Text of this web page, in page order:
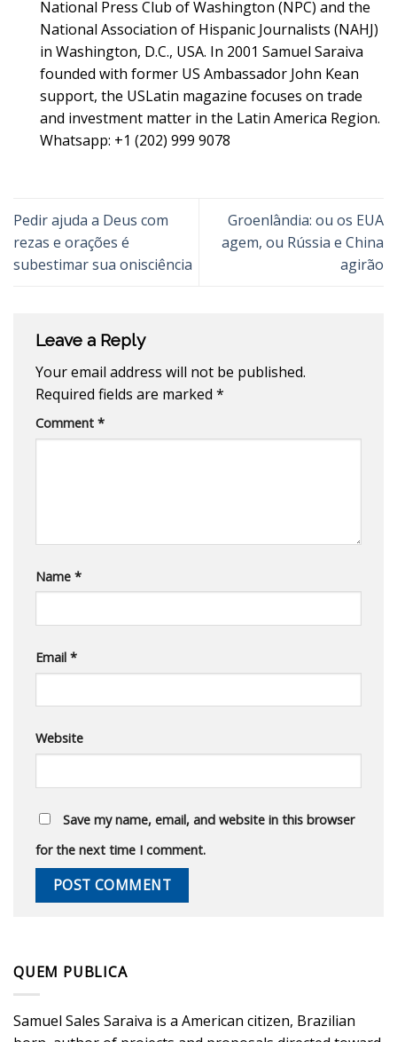
National Press Club of Washington (NPC) and the
National Association of Hispanic Journalists (NAHJ)
in Washington, D.C., USA. In 2001 Samuel Saraiva
founded with former US Ambassador John Kean
support, the USLatin magazine focuses on trade
and investment matter in the Latin America Region.
Whatsapp: +1 (202) 999 9078
Pedir ajuda a Deus com
rezas e orações é
subestimar sua onisciência
Groenlândia: ou os EUA
agem, ou Rússia e China
agirão
Leave a Reply
Your email address will not be published.
Required fields are marked *
Comment *
Name *
Email *
Website
Save my name, email, and website in this browser
for the next time I comment.
QUEM PUBLICA
Samuel Sales Saraiva is a American citizen, Brazilian